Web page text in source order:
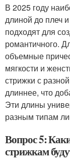
В 2025 году
длиной до плеч
подходят для
романтичного.
объемные
мягкости и
стрижки с
длиннее, что
Эти длины
разным типам
Вопрос 5:
стрижкам